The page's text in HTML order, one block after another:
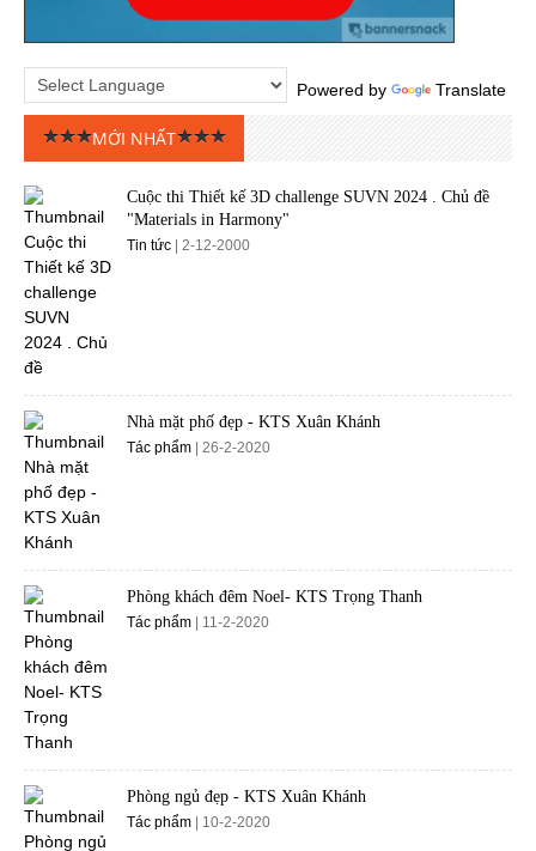
Powered by Translate
MỚI NHẤT
Cuộc thi Thiết kế 3D challenge SUVN 2024 . Chủ đề
"Materials in Harmony"
Tin tức| 2-12-2000
Nhà mặt phố đẹp - KTS Xuân Khánh
Tác phẩm | 26-2-2020
Phòng khách đêm Noel- KTS Trọng Thanh
Tác phẩm | 11-2-2020
Phòng ngủ đẹp - KTS Xuân Khánh
Tác phẩm | 10-2-2020